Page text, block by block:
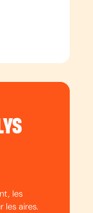
les
les aires.